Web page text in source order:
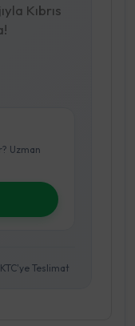
Kıbrıs
Uzman
Teslimat